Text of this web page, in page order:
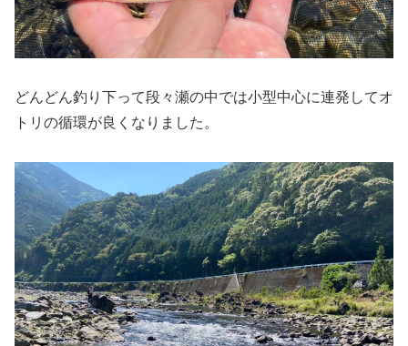
どんどん釣り下って段々瀬の中では小型中心に連発してオ
トリの循環が良くなりました。